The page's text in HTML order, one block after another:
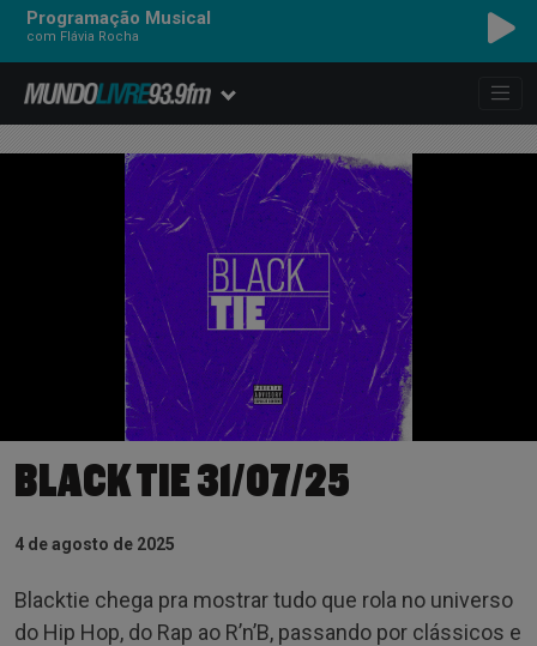
Programação Musical
com Flávia Rocha
BLACK TIE 31/07/25
4 de agosto de 2025
Blacktie chega pra mostrar tudo que rola no universo
do Hip Hop, do Rap ao R’n’B, passando por clássicos e